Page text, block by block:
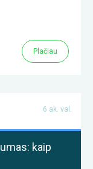
Plačiau
6 ak. val.
kaip